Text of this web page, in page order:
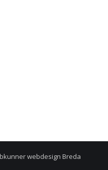
webdesign Breda